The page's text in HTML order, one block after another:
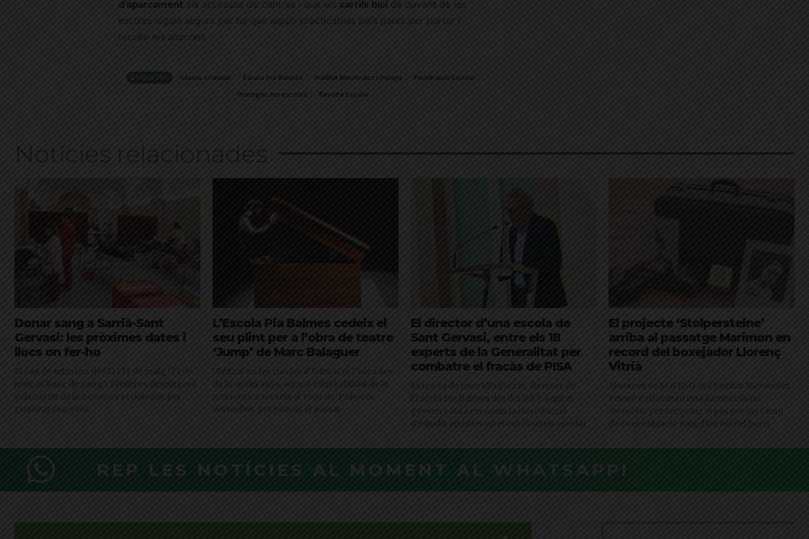
d’aparcament als accessos als centres i que els carrils bici de davant de les
escoles siguin segurs per tal que siguin practicables pels pares per portar i
recollir els alumnes.
ETIQUETES escola orlandai Escola Pia Balmes Institut Menéndez i Pelayo
Pacificació Escolar
Protegim les escoles
Revolta Escolar
Notícies relacionades
Donar sang a Sarrià-Sant
Gervasi: les pròximes dates i
llocs on fer-ho
El cap de setmana de l'11 i 12 de maig i l'1 de
juny, el Banc de Sang i Teixits es desplegarà
pels barris de la Bonanova i Galvany per
guanyar reserves
L’Escola Pia Balmes cedeix el
seu plint per a l’obra de teatre
‘Jump’ de Marc Balaguer
Utilitzat en les classes d'Educació Física des
de fa molts anys, aquest estri habitual de la
gimnàstica serveix al Toni de 'Polseres
Vermelles' per evocar el passat
El director d’una escola de
Sant Gervasi, entre els 18
experts de la Generalitat per
combatre el fracàs de PISA
Es tracta de Joan Vila Farràs, director de
l'Escola Pia Balmes des del 2015, a qui el
govern català reconeix la introducció
d’estudis artístics en el currículum escolar
El projecte ‘Stolpersteine’
arriba al passatge Marimon en
record del boxejador Llorenç
Vitrià
Alumnes de 4t d'ESO de l'Institut Menéndez
Pelayo col·locaran una llamborda de
memòria per recordar el pas per un camp
de concentració nazi d'un veí del barri
REP LES NOTÍCIES AL MOMENT AL WHATSAPP!